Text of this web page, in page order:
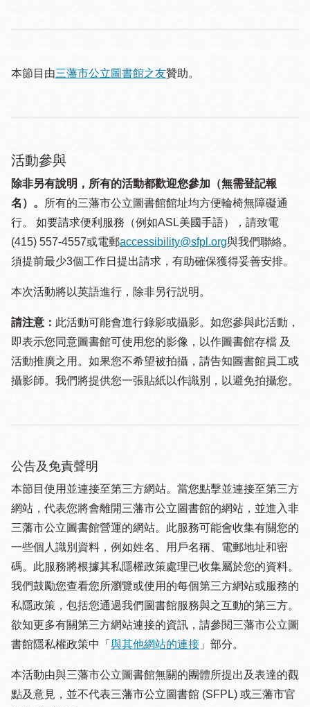
本節目由三藩市公立圖書館之友贊助。
活動參與
除非另有說明，所有的活動都歡迎您參加（無需登記報
名）。
所有的三藩市公立圖書館館址均方便輪椅無障礙通
行。 如要請求便利服務（例如ASL美國手語），請致電
(415) 557-4557或電郵accessibility@sfpl.org與我們聯絡。
須提 前最少3個工作日提出請求，有助確保獲得妥善安排。
本次活動將以英語進行，除非另行説明。
請注意： 此活動可能會進行錄影或攝影。如您參與此活動，
即表示您同意圖書館可使用您的影像，以作圖書館存檔 及
活動推廣之用。如果您不希望被拍攝，請告知圖書館員工或
攝影師。我們將提供您一張貼紙以作識別，以避免拍攝您。
公告及免責聲明
本節目使用並連接至第三方網站。當您點擊並連接至第三方
網站，代表您將會離開三藩市公立圖書館的網站，並進入非
三藩市公立圖書館營運的網站。此服務可能會收集有關您的
一些個人識別資料，例如姓名、用戶名稱、電郵地址和密
碼。此服務將根據其私隱權政策處理已收集屬於您的資料。
我們鼓勵您查看您所瀏覽或使用的每個第三方網站或服務的
私隱政策，包括您通過我們圖書館服務與之互動的第三方。
欲知更多有關第三方網站連接的資訊，請參閱三藩市公立圖
書館隱私權政策中「 與其他網站的連接 」部分。
本活動由與三藩市公立圖書館無關的團體所提出及表達的觀
點及意見，並不代表三藩市公立圖書館 (SFPL) 或三藩市官